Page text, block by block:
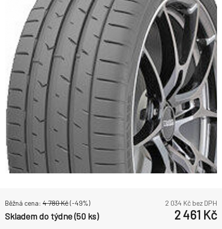
Běžná cena: 4 780Kč(-49%) 2 034 Kč bez DPH
Skladem do týdne (50 ks) 2 461 Kč